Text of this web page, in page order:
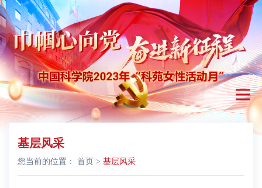
基层风采
您当前的位置： 首页 > 基层风采